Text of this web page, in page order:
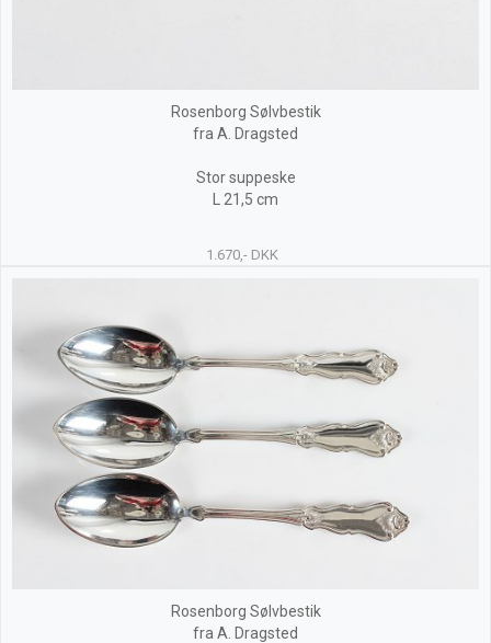
Rosenborg Sølvbestik
fra A. Dragsted
Stor suppeske
L 21,5 cm
1.670,- DKK
Rosenborg Sølvbestik
fra A. Dragsted